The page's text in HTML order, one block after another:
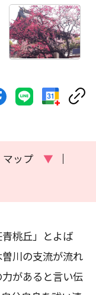
マップ
▼
桃丘」とよば
川の支流が流れ
があると言い伝